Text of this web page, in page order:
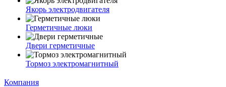
Якорь электродвигателя
Герметичные люки
Двери герметичные
Тормоз электромагнитный
Компания